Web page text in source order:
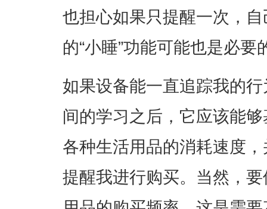
也担心如果只提醒一次，
的“小睡”功能可能也是必要
如果设备能一直追踪我的
间的学习之后，它应该能
各种生活用品的消耗速度
提醒我进行购买。当然，